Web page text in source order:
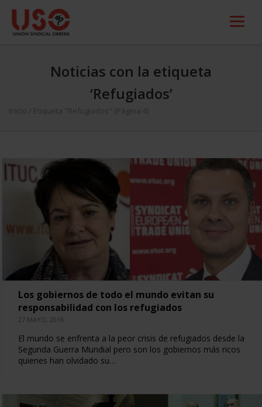
Noticias con la etiqueta
‘Refugiados’
Inicio Etiqueta "Refugiados" (Página 4)
Los gobiernos de todo el mundo evitan su
responsabilidad con los refugiados
27 MAYO, 2016
El mundo se enfrenta a la peor crisis de refugiados desde la
Segunda Guerra Mundial pero son los gobiernos más ricos
quienes han olvidado su…